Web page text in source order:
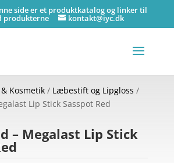
side er et produktkatalog og linker til
produkterne kontakt@iyc.dk
Kosmetik/ Læbestift og Lipgloss /
Lip Stick Sasspot Red
– Megalast Lip Stick